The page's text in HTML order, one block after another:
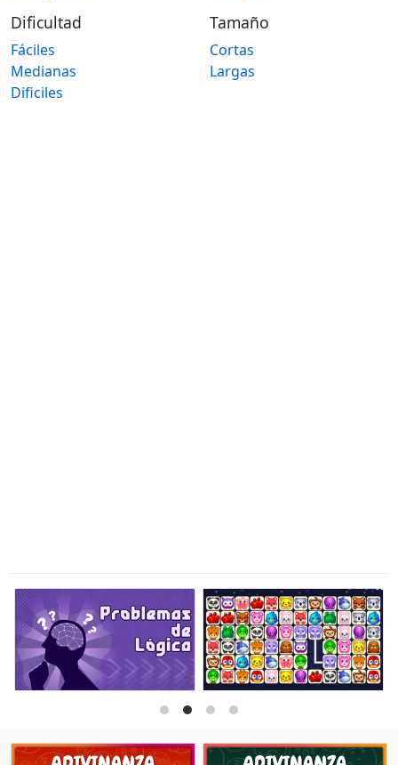
Dificultad
Fáciles
Medianas
Dificiles
Tamaño
Cortas
Largas